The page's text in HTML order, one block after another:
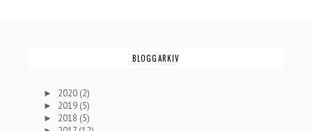
BLOGGARKIV
► 2020 (2)
► 2019 (5)
► 2018 (5)